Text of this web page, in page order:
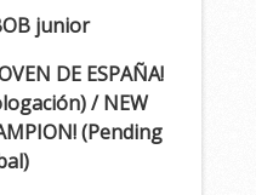
junior
DE ESPAÑA!
/ NEW
(Pending